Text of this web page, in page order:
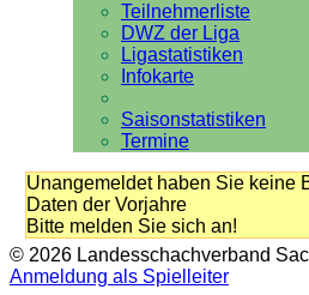
Teilnehmerliste
DWZ der Liga
Ligastatistiken
Infokarte
Saisonstatistiken
Termine
Unangemeldet haben Sie keine
Daten der Vorjahre
Bitte melden Sie sich an!
© 2026 Landesschachverband
Anmeldung als Spielleiter